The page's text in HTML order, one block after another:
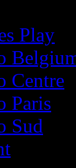
Play
Centre
Paris
Sud